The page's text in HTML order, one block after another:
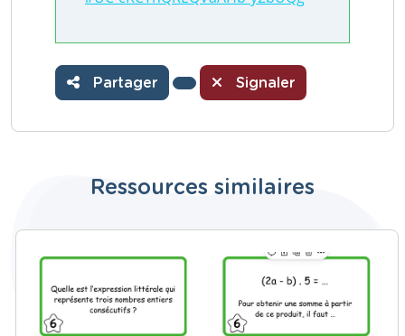
Partager Signaler
Ressources similaires